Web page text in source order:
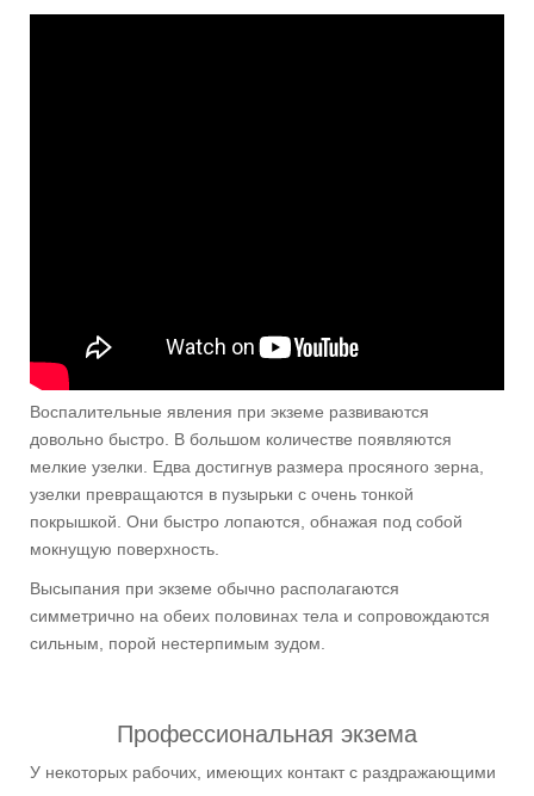
Воспалительные явления при экземе развиваются
довольно быстро. В большом количестве появляются
мелкие узелки. Едва достигнув размера просяного зерна,
узелки превращаются в пузырьки с очень тонкой
покрышкой. Они быстро лопаются, обнажая под собой
мокнущую поверхность.
Высыпания при экземе обычно располагаются
симметрично на обеих половинах тела и сопровождаются
сильным, порой нестерпимым зудом.
Профессиональная экзема
У некоторых рабочих, имеющих контакт с раздражающими